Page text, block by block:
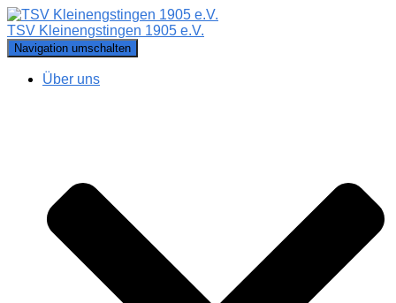
TSV Kleinengstingen 1905 e.V.
Navigation umschalten
Über uns